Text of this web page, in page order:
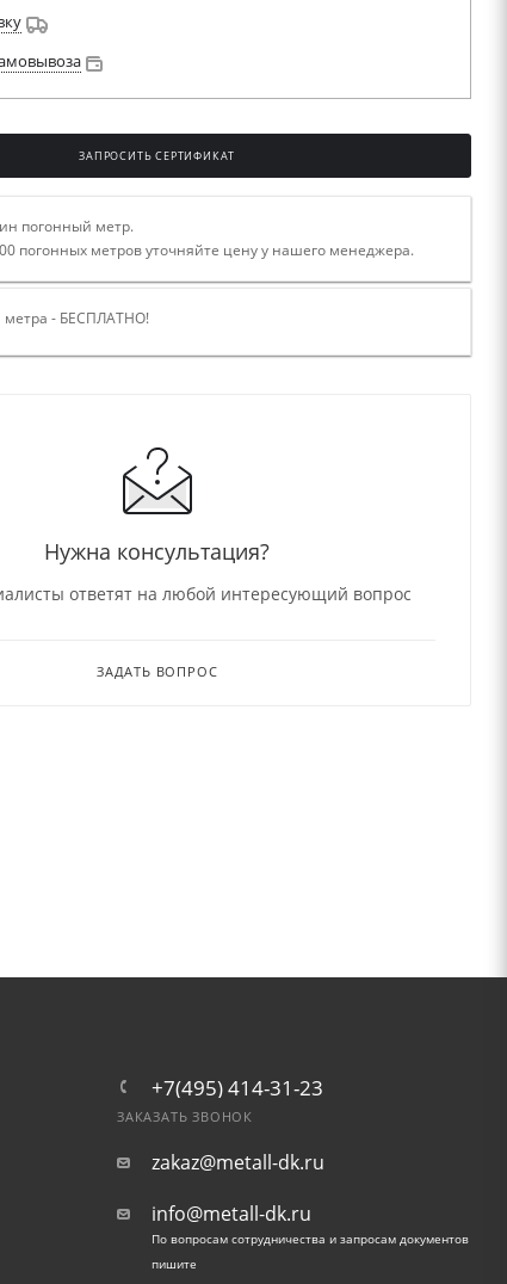
ЗАПРОСИТЬ СЕРТИФИКАТ
погонный метр.
погонных метров уточняйте цену у нашего менеджера.
метра - БЕСПЛАТНО!
Нужна консультация?
ответят на любой интересующий вопрос
ЗАДАТЬ ВОПРОС
+7(495) 414-31-23
ЗАКАЗАТЬ ЗВОНОК
zakaz@metall-dk.ru
info@metall-dk.ru
По вопросам сотрудничества и запросам документов
пишите